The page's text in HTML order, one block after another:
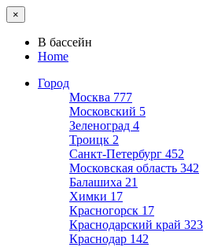
×
В бассейн
Home
Город
Москва 777
Московский 5
Зеленоград 4
Троицк 2
Санкт-Петербург 452
Московская область 342
Балашиха 21
Химки 17
Красногорск 17
Краснодарский край 323
Краснодар 142